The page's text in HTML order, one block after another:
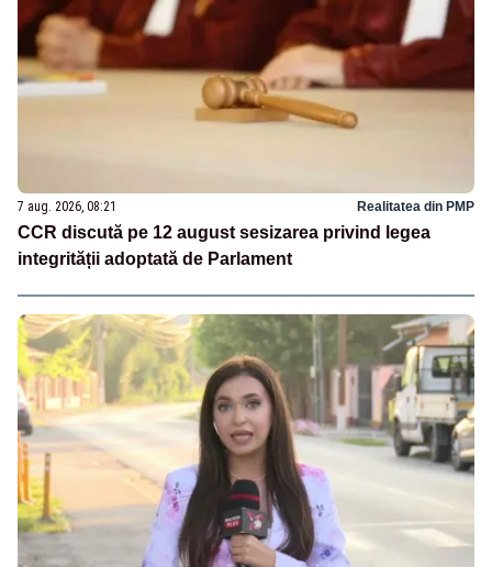
7 aug. 2026, 08:21 Realitatea din PMP
CCR discută pe 12 august sesizarea privind legea
integrității adoptată de Parlament